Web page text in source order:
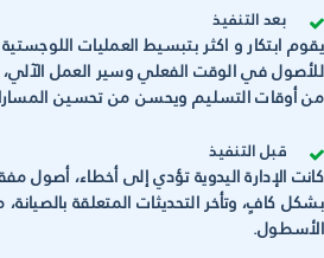
بعد التنفيذ
يقوم ابتكار و اكثر بتبسيط العمليات
للأصول في الوقت الفعلي وسير العمل
من أوقات التسليم ويحسن من تحسين
قبل التنفيذ
كانت الإدارة اليدوية تؤدي إلى أخطاء، أصول
بشكل كافٍ، وتأخر التحديثات المتعلقة
الأسطول.